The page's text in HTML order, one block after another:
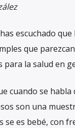
escuchado
que
para la salud en
cuando se
son una
se es bebé, con